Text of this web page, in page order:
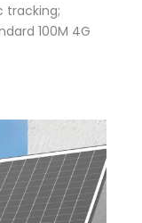
tracking;
100M 4G